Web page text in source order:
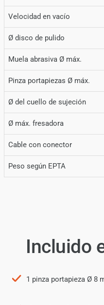
Velocidad en vacío
Ø disco de pulido
Muela abrasiva Ø máx.
Pinza portapiezas Ø máx.
Ø del cuello de sujeción
Ø máx. fresadora
Cable con conector
Peso según EPTA
Incluido
1 pinza portapieza Ø 8